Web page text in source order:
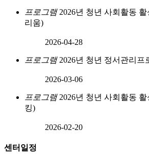
프로그램 2026년 청년 사회활동
리움)
2026-04-28
프로그램 2026년 청년 정서관리프
2026-03-06
프로그램 2026년 청년 사회활동 활
킹)
2026-02-20
센터일정